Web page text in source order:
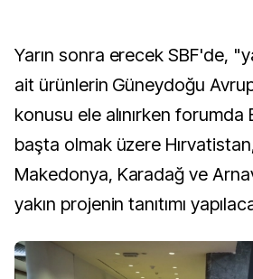
Yarın sonra erecek SBF'de,
ait ürünlerin Güneydoğu
konusu ele alınırken forumda
başta olmak üzere
Makedonya, Karadağ ve
yakın projenin tanıtımı